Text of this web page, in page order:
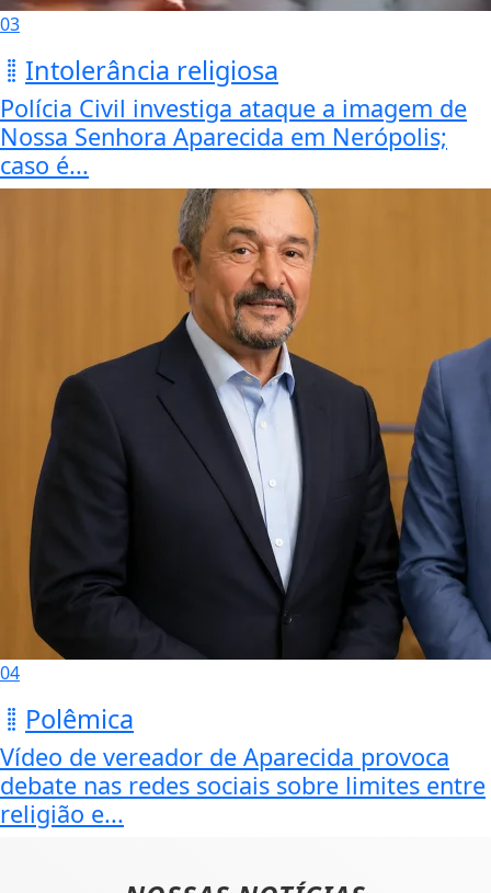
03
Intolerância religiosa
Polícia Civil investiga ataque a imagem de
Nossa Senhora Aparecida em Nerópolis;
caso é...
04
Polêmica
Vídeo de vereador de Aparecida provoca
debate nas redes sociais sobre limites entre
religião e...